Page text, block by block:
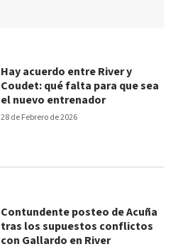
28 de Febrero de 2026
Hay acuerdo entre River y
Coudet: qué falta para que sea
el nuevo entrenador
Contundente posteo de Acuña
tras los supuestos conflictos
con Gallardo en River